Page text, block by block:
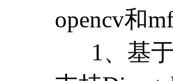
opencv和
1、基于